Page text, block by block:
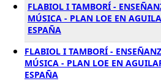
FLABIOL I TAMBORÍ -
MÚSICA - PLAN LOE EN
ESPAÑA
FLABIOL I TAMBORÍ -
MÚSICA - PLAN LOE EN
ESPAÑA